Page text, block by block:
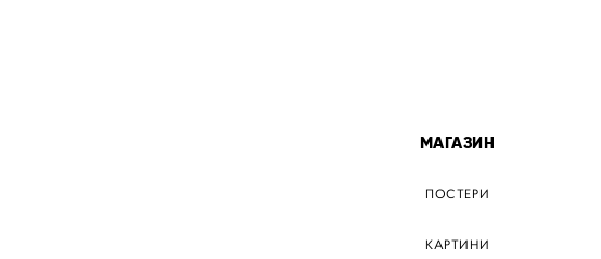
МАГАЗИН
ПОСТЕРИ
КАРТИНИ